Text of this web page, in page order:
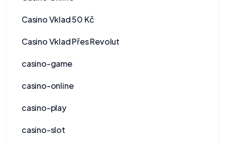
Casino Vklad 50 Kč
Casino Vklad Přes Revolut
casino-game
casino-online
casino-play
casino-slot